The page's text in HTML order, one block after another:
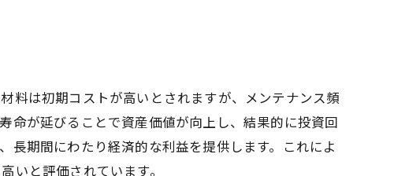
料は初期コストが高いとされますが、メンテナンス頻
命が延びることで資産価値が向上し、結果的に投資回
長期間にわたり経済的な利益を提供します。これによ
いと評価されています。